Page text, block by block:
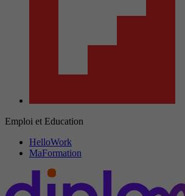
Emploi et Education
HelloWork
MaFormation